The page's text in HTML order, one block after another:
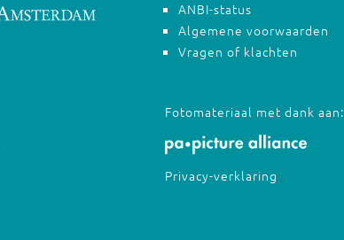
ANBI-status
Algemene voorwaarden
Vragen of klachten
Fotomateriaal met dank aan:
Privacy-verklaring